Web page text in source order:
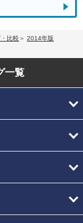
比較
2014年版
一覧